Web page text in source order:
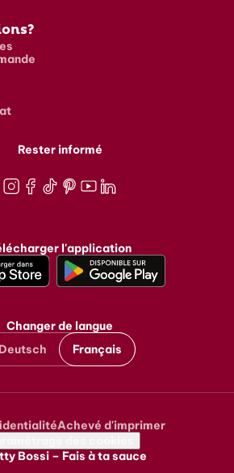
Rester informé
l'application
Changer de langue
Deutsch
Français
Achevé d'imprimer
Bossi – Fais à ta sauce